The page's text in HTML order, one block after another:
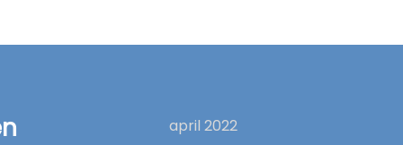
april 2022